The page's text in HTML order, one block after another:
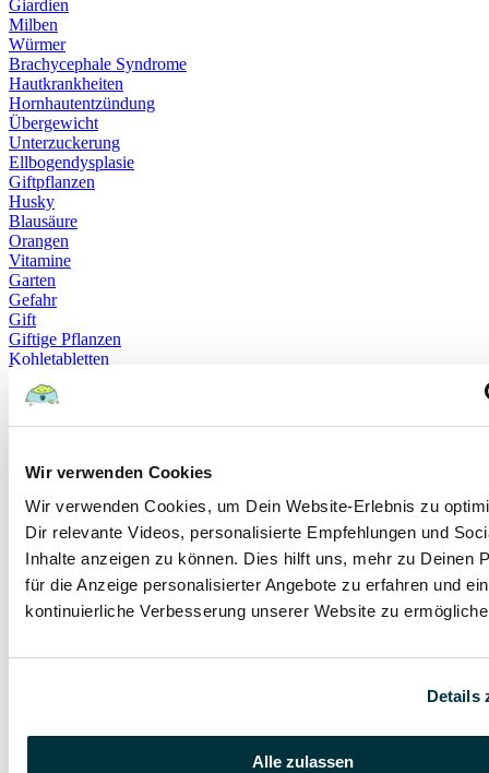
Wir verwenden Cookies
Wir verwenden Cookies, um Dein Website-Erlebnis zu
Dir relevante Videos, personalisierte Empfehlungen und
Inhalte anzeigen zu können. Dies hilft uns, mehr zu Deinen
für die Anzeige personalisierter Angebote zu erfahren und
kontinuierliche Verbesserung unserer Website zu
Details
Alle zulassen
Giardien
Milben
Würmer
Brachycephale Syndrome
Hautkrankheiten
Hornhautentzündung
Übergewicht
Unterzuckerung
Ellbogendysplasie
Giftpflanzen
Husky
Blausäure
Orangen
Vitamine
Garten
Gefahr
Gift
Giftige Pflanzen
Kohletabletten
positive Bestärkung
Bauchschmerzen
Gewichtsverlust
Kauspielzeug
Lustlosikeit
Rinderhaut
Trockenfutter
Zahnschmerzen
HCC
Krankheit
Adipositas Hund